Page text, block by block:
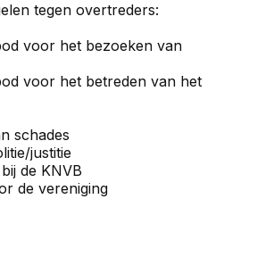
tegen overtreders:
voor het bezoeken van
voor het betreden van het
schades
justitie
de KNVB
de vereniging